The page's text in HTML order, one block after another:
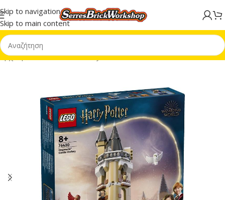
Skip to navigation
Skip to main content
Αρχική σελίδα/LEGO® Harry Potter™